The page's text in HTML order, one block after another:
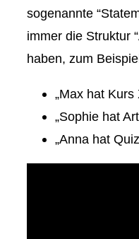
sogenannte
immer die Struktur
haben, zum
„Max hat Kurs
„Sophie hat
„Anna hat